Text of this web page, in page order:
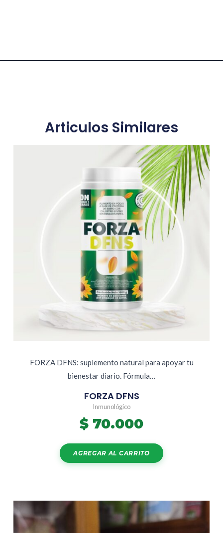
Articulos Similares
FORZA DFNS: suplemento natural para apoyar tu
bienestar diario. Fórmula…
FORZA DFNS
Inmunológico
$ 70.000
AGREGAR AL CARRITO